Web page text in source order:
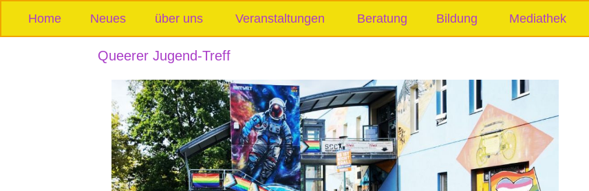
Home Neues über uns Veranstaltungen Beratung Bildung Mediathek
Queerer Jugend-Treff